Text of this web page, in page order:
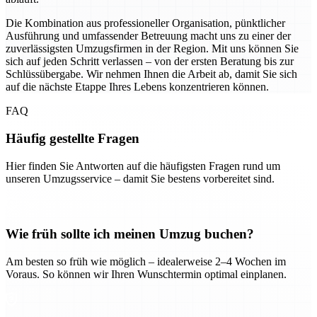
Die Kombination aus professioneller Organisation, pünktlicher
Ausführung und umfassender Betreuung macht uns zu einer der
zuverlässigsten Umzugsfirmen in der Region. Mit uns können Sie
sich auf jeden Schritt verlassen – von der ersten Beratung bis zur
Schlüssübergabe. Wir nehmen Ihnen die Arbeit ab, damit Sie sich
auf die nächste Etappe Ihres Lebens konzentrieren können.
FAQ
Häufig gestellte Fragen
Hier finden Sie Antworten auf die häufigsten Fragen rund um
unseren Umzugsservice – damit Sie bestens vorbereitet sind.
Wie früh sollte ich meinen Umzug buchen?
Am besten so früh wie möglich – idealerweise 2–4 Wochen im
Voraus. So können wir Ihren Wunschtermin optimal einplanen.